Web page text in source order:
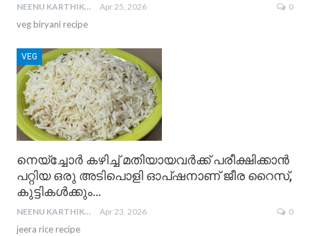
NEENU KARTHIKA Apr 25, 2026 0
veg biryani recipe
VEG
നെയ്ച്ചോർ കഴിച്ച് മതിയായവർക്ക് പരീക്ഷിക്കാൻ
പറ്റിയ ഒരു അടിപൊളി ഓപ്ഷനാണ് ജീര റൈസ്,
കുട്ടികൾക്കും…
NEENU KARTHIKA Apr 23, 2026 0
jeera rice recipe